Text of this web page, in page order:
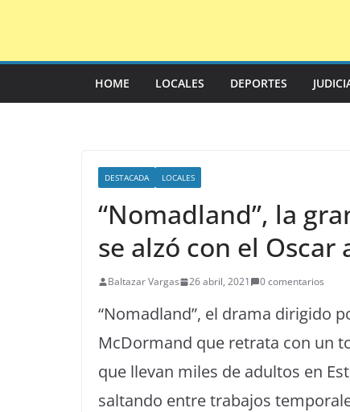
HOME LOCALES DEPORTES
DESTACADA LOCALES
“Nomadland”, la
se alzó con el Oscar
Baltazar Vargas 26 abril, 2021 0 comentarios
“Nomadland”, el drama dirigido
McDormand que retrata con un
que llevan miles de adultos en
saltando entre trabajos